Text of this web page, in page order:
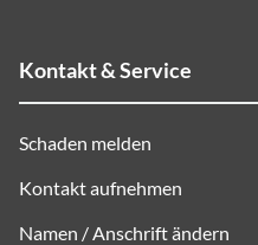
Kontakt & Service
Schaden melden
Kontakt aufnehmen
Namen / Anschrift ändern